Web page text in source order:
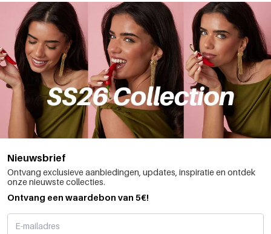
Nieuwsbrief
Ontvang exclusieve aanbiedingen, updates, inspiratie en ontdek
onze nieuwste collecties.
Ontvang een waardebon van 5€!